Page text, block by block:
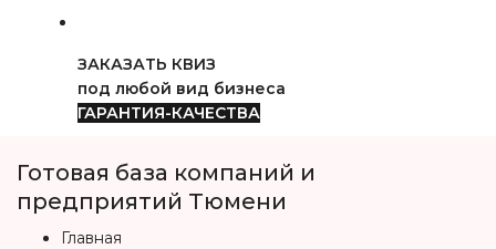
ЗАКАЗАТЬ КВИЗ
под любой вид бизнеса
ГАРАНТИЯ-КАЧЕСТВА
Готовая база компаний и
предприятий Тюмени
Главная